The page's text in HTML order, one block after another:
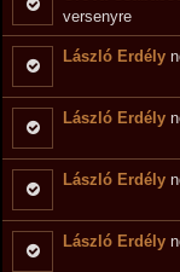
versenyre
László Erdély
László Erdély
László Erdély
László Erdély